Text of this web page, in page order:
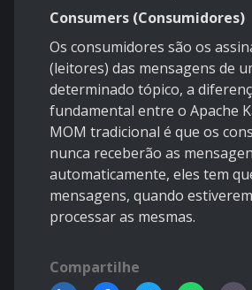
Consumers (Consumidores)
Os consumidores são os
(leitores) das mensagens de
determinado tópico, a
fundamental entre o Apache
MOM tradicional é que os
nunca receberão as
automaticamente, eles tem
mensagens, quando
processar as mesmas.
Compartilhe